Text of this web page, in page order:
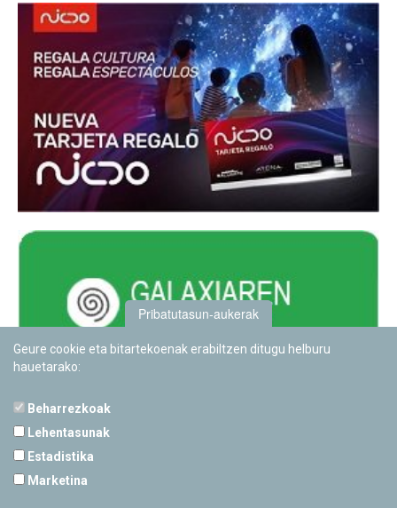
Pribatutasun-aukerak
Geure cookie eta bitartekoenak erabiltzen ditugu helburu
hauetarako:
Beharrezkoak
Lehentasunak
Estadistika
Marketina